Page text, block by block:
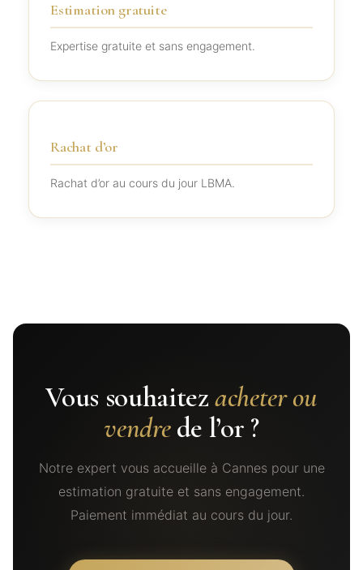
Estimation gratuite
Expertise gratuite et sans engagement.
Rachat d’or
Rachat d’or au cours du jour LBMA.
Vous souhaitezacheter ou
vendrede l’or ?
Notre expert vous accueille à Cannes pour une
estimation gratuite et sans engagement.
Paiement immédiat au cours du jour.